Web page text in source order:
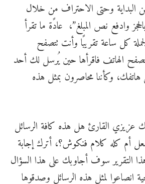
من البداية وحتى الاحتراف من خلال
وادفع نص المبلغ”، عادًة ما تقرأ
كل ساعة تقريبًا وأنت تتصفح
الهاتف فاقرأها حين يُرسل لك أحد
هاتفك، وكأننا محاصرون بمثل هذه
القارئ هل هذه كافة الرسائل
أم كله كلام فنكوش؟، أترك إجابة
التقرير سوف أجاوبك على هذا السؤال
لمثل هذه الرسائل وصدقوها